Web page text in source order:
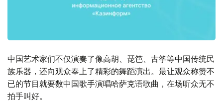
中国艺术家们不仅演奏了像高胡、琵笆、古筝等中国传统民
族乐器，还向观众奉上了精彩的舞蹈演出。最让观众称赞不
已的节目就要数中国歌手演唱哈萨克语歌曲，在场听众无不
拍手叫好。